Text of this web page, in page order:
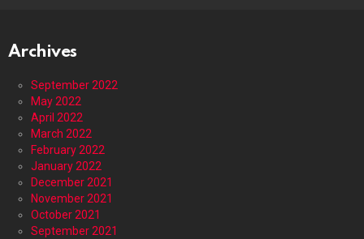
Archives
September 2022
May 2022
April 2022
March 2022
February 2022
January 2022
December 2021
November 2021
October 2021
September 2021